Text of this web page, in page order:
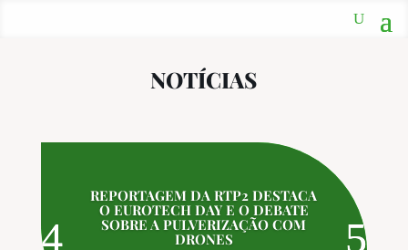
NOTÍCIAS
REPORTAGEM DA RTP2 DESTACA
O EUROTECH DAY E O DEBATE
SOBRE A PULVERIZAÇÃO COM
DRONES